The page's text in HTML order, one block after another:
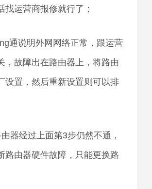
找运营商报修就行了；
通说明外网网络正常，跟运营
，故障出在路由器上，将路由
设置，然后重新设置则可以排
器经过上面第3步仍然不通，
路由器硬件故障，只能更换路